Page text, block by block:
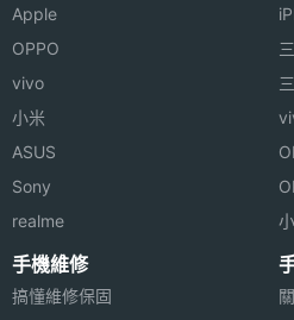
Apple
OPPO
vivo
小米
ASUS
Sony
realme
手機維修
搞懂維修保固